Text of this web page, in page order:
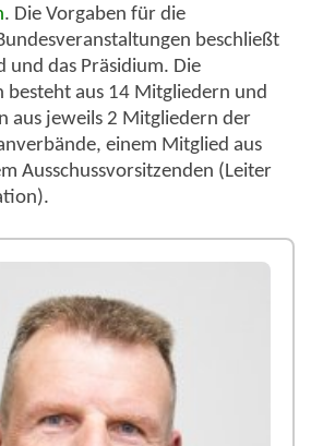
. Die Vorgaben für die
beschließt
und das Präsidium. Die
besteht aus 14 Mitgliedern und
aus jeweils 2 Mitgliedern der
einem Mitglied aus
Ausschussvorsitzenden (Leiter